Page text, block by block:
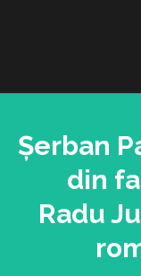
Șerban
din
Radu